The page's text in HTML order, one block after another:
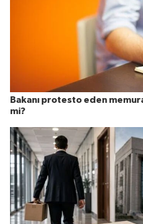
Bakanı protesto eden
mi?